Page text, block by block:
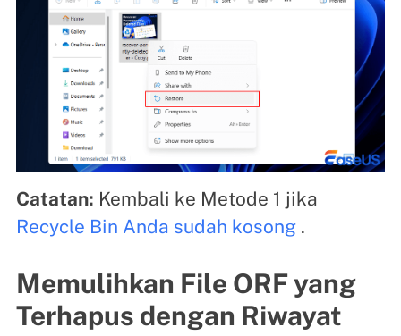
Catatan: Kembali ke Metode 1 jika
Recycle Bin Anda sudah kosong.
Memulihkan File ORF yang
Terhapus dengan Riwayat